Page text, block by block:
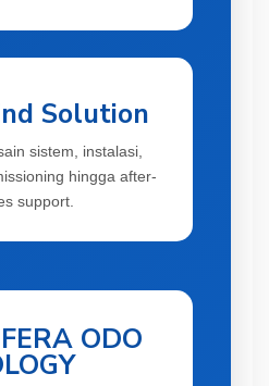
Solution
sistem, instalasi,
hingga after-
support.
ODO